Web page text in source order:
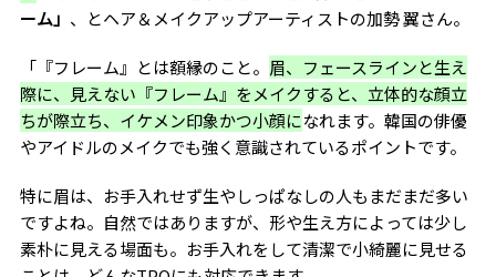
ーム」 、とヘア＆メイクアップアーティストの加勢 翼さん。
「『フレーム』とは額縁のこと。 眉、フェースラインと生え
際に、見えない『フレーム』をメイクすると、立体的な顔立
ちが際立ち、イケメン印象かつ小顔になれます。韓国の俳優
やアイドルのメイクでも強く意識されているポイントです。
特に眉は、お手入れせず生やしっぱなしの人もまだまだ多い
ですよね。自然ではありますが、形や生え方によっては少し
素朴に見える場面も。お手入れをして清潔で小綺麗に見せる